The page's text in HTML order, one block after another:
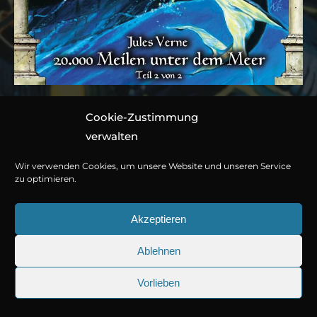
Cookie-Zustimmung
verwalten
Wir verwenden Cookies, um unsere Website und unseren Service
zu optimieren.
Akzeptieren
Ablehnen
Vorlieben
Folge 119: Jules Verne –
20.000 Meilen unter
dem Meer (Teil 2 von 2)
Hörspiel von Marc Gruppe
© Copyright 2026Titania Medien GmbH.